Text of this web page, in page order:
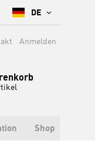
DE
Anmelden
Shop